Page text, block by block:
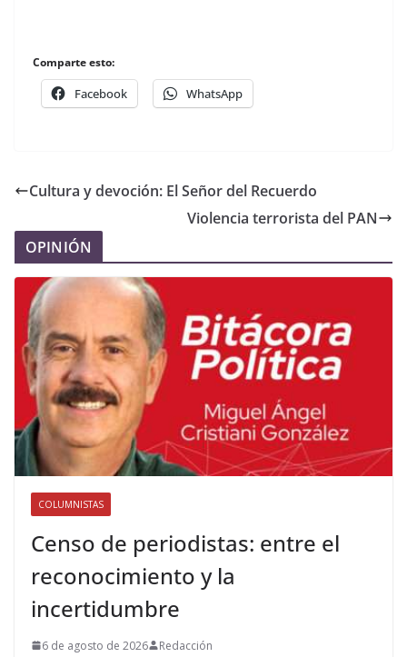
Comparte esto:
Facebook WhatsApp
Cultura y devoción: El Señor del Recuerdo
Violencia terrorista del PAN
OPINIÓN
COLUMNISTAS
Censo de periodistas: entre el
reconocimiento y la
incertidumbre
6 de agosto de 2026 Redacción